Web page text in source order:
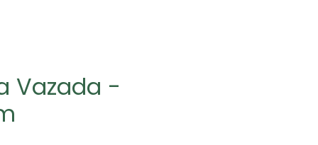
Vazada -